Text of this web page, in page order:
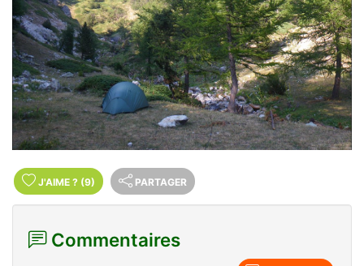
J'AIME ? (9) PARTAGER
Commentaires